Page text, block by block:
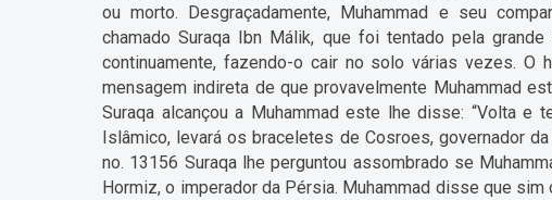
ou morto. Desgraçadamente, Muhammad e seu
chamado Suraqa Ibn Málik, que foi tentado pela
continuamente, fazendo-o cair no solo várias vezes. O
mensagem indireta de que provavelmente Muhammad
Suraqa alcançou a Muhammad este lhe disse: “Volta
Islâmico, levará os braceletes de Cosroes, governador
no. 13156 Suraqa lhe perguntou assombrado se
Hormiz, o imperador da Pérsia. Muhammad disse que